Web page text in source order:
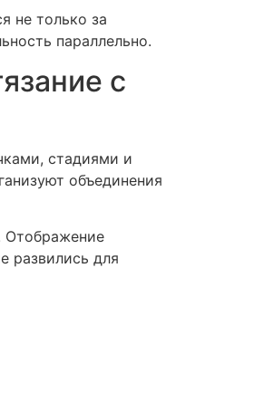
не только за
параллельно.
с
стадиями и
объединения
Отображение
развились для